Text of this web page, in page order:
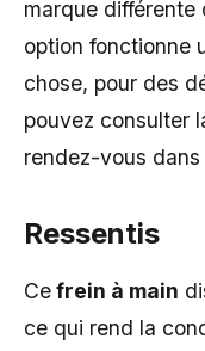
marque différente
option fonctionne
chose, pour des
pouvez consulter
rendez-vous
Ressentis
Cefrein à main
ce qui rend la